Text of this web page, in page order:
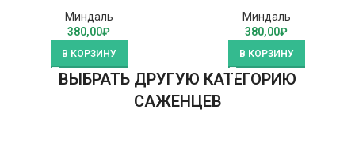
Миндаль
380,00₽
В КОРЗИНУ
Миндаль
380,00₽
В КОРЗИНУ
ВЫБРАТЬ ДРУГУЮ КАТЕГОРИЮ
САЖЕНЦЕВ